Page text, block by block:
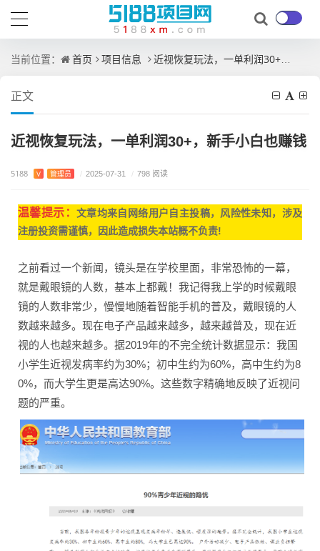
当前位置： 首页 项目信息 近视恢复玩法，一单利润30+，新手小白也赚钱
正文
近视恢复玩法，一单利润30+，新手小白也赚钱
5188 V 管理员 / 2025-07-31 / 798 阅读
温馨提示： 文章均来自网络用户自主投稿， 风险性未知，涉及
注册投资需谨慎，因此造成损失本站概不负责!
之前看过一个新闻，镜头是在学校里面，非常恐怖的一幕，
就是戴眼镜的人数，基本上都戴！我记得我上学的时候戴眼
镜的人数非常少，慢慢地随着智能手机的普及，戴眼镜的人
数越来越多。现在电子产品越来越多，越来越普及，现在近
视的人也越来越多。据2019年的不完全统计数据显示：我国
小学生近视发病率约为30%；初中生约为60%，高中生约为8
0%，而大学生更是高达90%。这些数字精确地反映了近视问
题的严重。